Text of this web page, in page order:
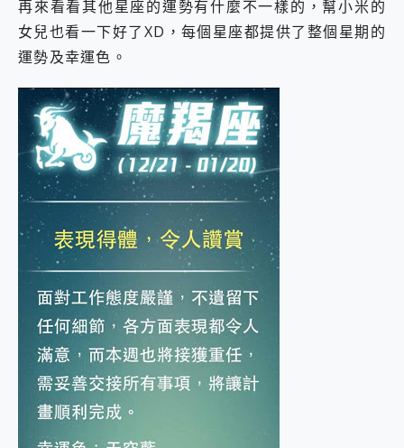
再來看看其他星座的運勢有什麼不一樣的，幫小米的
女兒也看一下好了XD，每個星座都提供了整個星期的
運勢及幸運色。